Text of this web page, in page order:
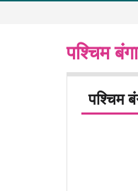
पश्चिम